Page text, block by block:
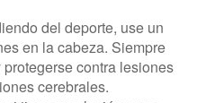
del deporte, use un
en la cabeza. Siempre
contra lesiones
cerebrales.